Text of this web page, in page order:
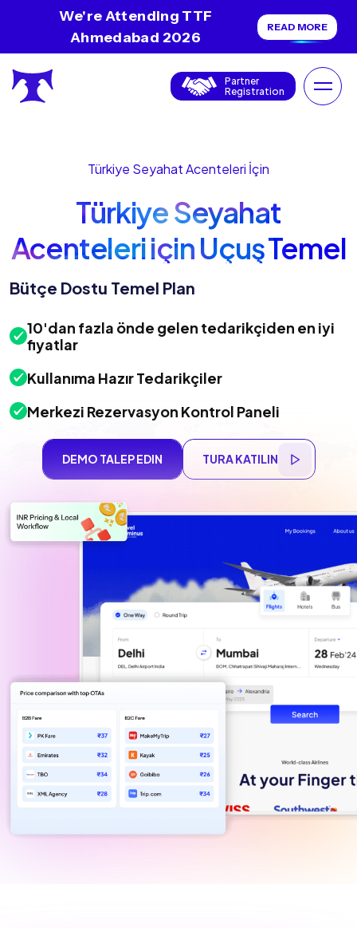
We're Attending TTF
Ahmedabad 2026
READ MORE
Partner
Registration
Türkiye Seyahat Acenteleri İçin
Türkiye Seyahat
Acenteleri için Uçuş Temel
Planı
Bütçe Dostu Temel Plan
10'dan fazla önde gelen tedarikçiden en iyi
fiyatlar
Kullanıma Hazır Tedarikçiler
Merkezi Rezervasyon Kontrol Paneli
DEMO TALEP EDIN TURA KATILIN